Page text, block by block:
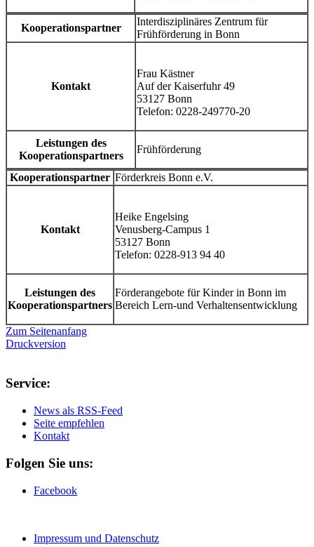
Kooperationspartner
Interdisziplinäres Zentrum für
Frühförderung in Bonn
Kontakt
Frau Kästner
Auf der Kaiserfuhr 49
53127 Bonn
Telefon: 0228-249770-20
Leistungen des
Kooperationspartners
Frühförderung
Kooperationspartner Förderkreis Bonn e.V.
Kontakt
Heike Engelsing
Venusberg-Campus 1
53127 Bonn
Telefon: 0228-913 94 40
Leistungen des
Kooperationspartners
Förderangebote für Kinder in Bonn im
Bereich Lern-und Verhaltensentwicklung
Zum Seitenanfang
Druckversion
Service:
News als RSS-Feed
Seite empfehlen
Kontakt
Folgen Sie uns:
Facebook
Impressum und Datenschutz